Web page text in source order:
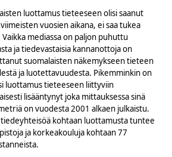
luottamus tieteeseen olisi saanut
vuosien aikana, ei saa tukea
is external)
Vaikka mediassa on paljon puhuttu
ja tiedevastaisia kannanottoja on
suomalaisten näkemykseen tieteen
ja luotettavuudesta. Pikemminkin on
luottamus tieteeseen liittyviin
lisääntynyt joka mittauksessa sinä
on vuodesta 2001 alkaen julkaistu.
kohtaan luottamusta tuntee
ja korkeakouluja kohtaan 77